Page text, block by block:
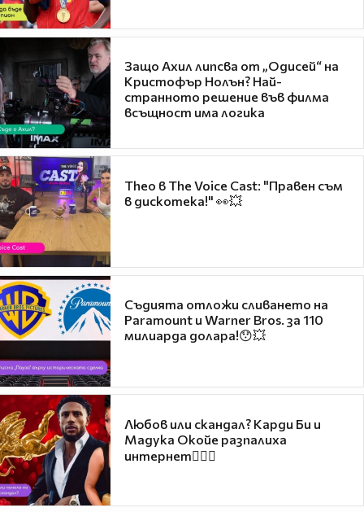
Защо Ахил липсва от „Одисей“ на
Кристофър Нолън? Най-
странното решение във филма
всъщност има логика
Theo в The Voice Cast: "Правен съм
в дискотека!" 👀💥
Съдията отложи сливането на
Paramount и Warner Bros. за 110
милиарда долара!😯💥
Любов или скандал? Карди Би и
Мадука Окойе разпалиха
интернет❤️‍🔥🔥